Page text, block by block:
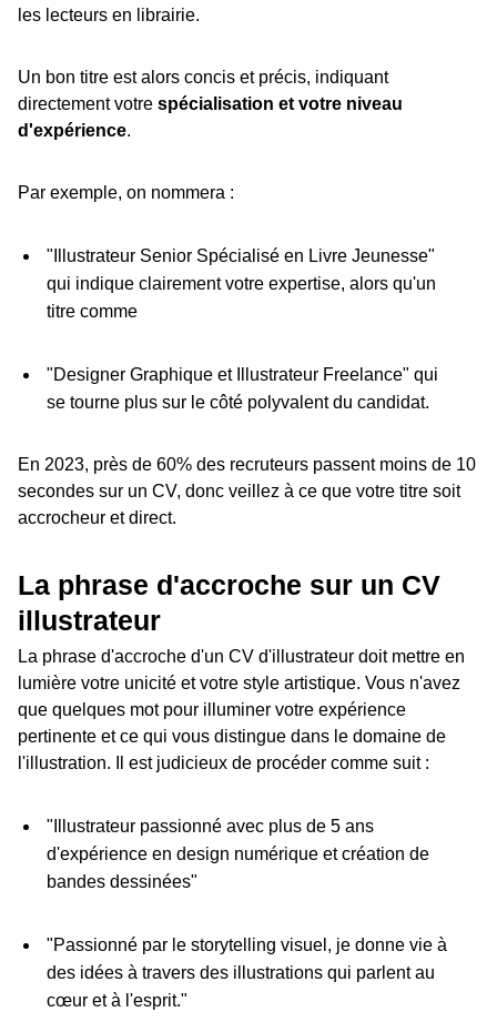
les lecteurs en librairie.
Un bon titre est alors concis et précis, indiquant
directement votre spécialisation et votre niveau
d'expérience.
Par exemple, on nommera :
"Illustrateur Senior Spécialisé en Livre Jeunesse"
qui indique clairement votre expertise, alors qu'un
titre comme
"Designer Graphique et Illustrateur Freelance" qui
se tourne plus sur le côté polyvalent du candidat.
En 2023, près de 60% des recruteurs passent moins de 10
secondes sur un CV, donc veillez à ce que votre titre soit
accrocheur et direct.
La phrase d'accroche sur un CV
illustrateur
La phrase d'accroche d'un CV d'illustrateur doit mettre en
lumière votre unicité et votre style artistique. Vous n'avez
que quelques mot pour illuminer votre expérience
pertinente et ce qui vous distingue dans le domaine de
l'illustration. Il est judicieux de procéder comme suit :
"Illustrateur passionné avec plus de 5 ans
d'expérience en design numérique et création de
bandes dessinées"
"Passionné par le storytelling visuel, je donne vie à
des idées à travers des illustrations qui parlent au
cœur et à l'esprit."